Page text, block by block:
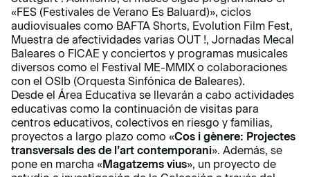
«FES (Festivales de Verano Es Baluard)», ciclos
audiovisuales como BAFTA Shorts, Evolution Film Fest,
Muestra de afectividades varias OUT !, Jornadas Mecal
Baleares o FICAE y conciertos y programas musicales
diversos como el Festival ME-MMIX o colaboraciones
con el OSIb (Orquesta Sinfónica de Baleares).
Desde el Área Educativa se llevarán a cabo actividades
educativas como la continuación de visitas para
centros educativos, colectivos en riesgo y familias,
proyectos a largo plazo como «Cos i gènere: Projectes
transversals des de l’art contemporani». Además, se
pone en marcha «Magatzems vius», un proyecto de